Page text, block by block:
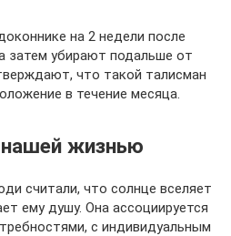
на 2 недели после
затем убирают подальше от
что такой талисман
в течение месяца.
нашей жизнью
считали, что солнце вселяет
ему душу. Она ассоциируется
с индивидуальным